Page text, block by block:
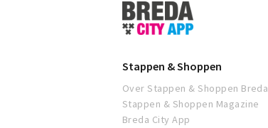
Stappen
&
Shoppen
Stappen & Shoppen
Over Stappen & Shoppen Breda
Stappen & Shoppen Magazine
Breda City App